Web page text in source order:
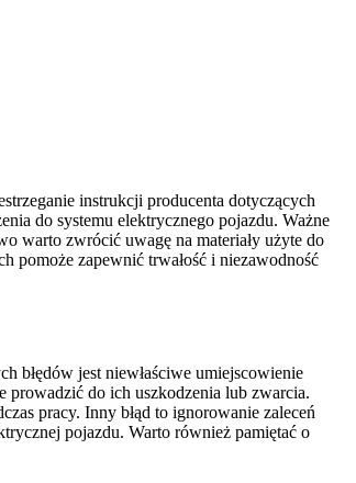
instrukcji producenta dotyczących
do systemu elektrycznego pojazdu. Ważne
warto zwrócić uwagę na materiały użyte do
pomoże zapewnić trwałość i niezawodność
błędów jest niewłaściwe umiejscowienie
prowadzić do ich uszkodzenia lub zwarcia.
pracy. Inny błąd to ignorowanie zaleceń
pojazdu. Warto również pamiętać o